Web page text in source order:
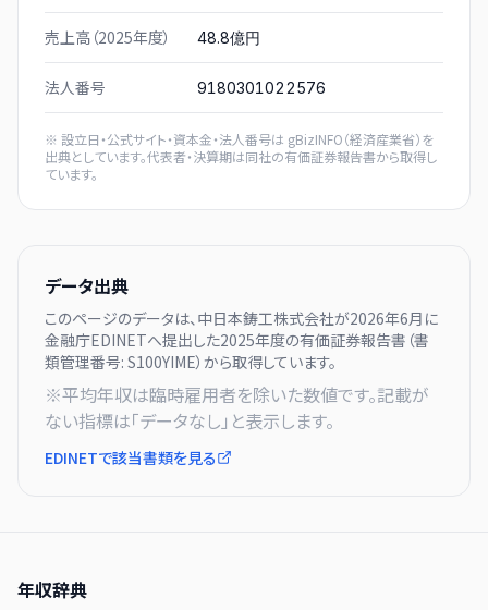
売上高（2025年度） 48.8億円
法人番号 9180301022576
※ 設立日・公式サイト・資本金・法人番号は gBizINFO（経済産業省）を
出典としています。代表者・決算期は同社の有価証券報告書から取得し
ています。
データ出典
このページのデータは、中日本鋳工株式会社が2026年6月に
金融庁EDINETへ提出した2025年度の有価証券報告書（書
類管理番号: S100YIME）から取得しています。
※平均年収は臨時雇用者を除いた数値です。記載が
ない指標は「データなし」と表示します。
EDINETで該当書類を見る
年収辞典